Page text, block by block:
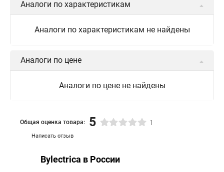
Аналоги по характеристикам
Аналоги по характеристикам не найдены
Аналоги по цене
Аналоги по цене не найдены
Написать отзыв
Общая оценка товара: 5 1
Bylectrica в России